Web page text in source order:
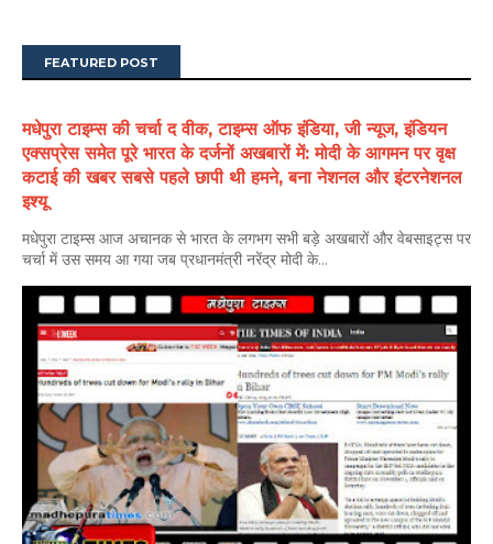
FEATURED POST
मधेपुरा टाइम्स की चर्चा द वीक, टाइम्स ऑफ इंडिया, जी न्यूज, इंडियन
एक्सप्रेस समेत पूरे भारत के दर्जनों अखबारों में: मोदी के आगमन पर वृक्ष
कटाई की खबर सबसे पहले छापी थी हमने, बना नेशनल और इंटरनेशनल
इश्यू
मधेपुरा टाइम्स आज अचानक से भारत के लगभग सभी बड़े अखबारों और वेबसाइट्स पर
चर्चा में उस समय आ गया जब प्रधानमंत्री नरेंद्र मोदी के...